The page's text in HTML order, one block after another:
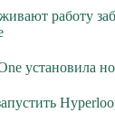
работу
установила